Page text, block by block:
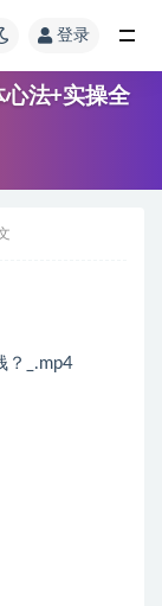
登录
法+实操全
？_.mp4